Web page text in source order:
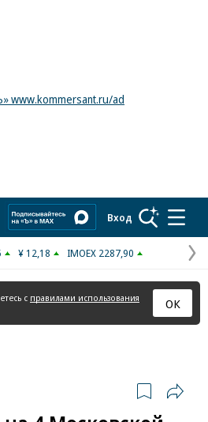
www.kommersant.ru/ad
Вход
¥ 12,18 IMOEX 2287,90
с правилами использования
ОК